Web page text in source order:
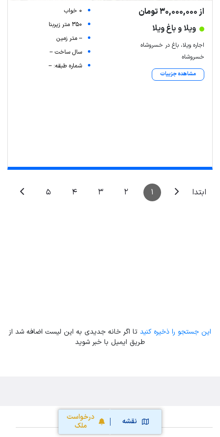
نقشه
درخواست
ملک
از 30,000,000 تومان
ویلا و باغ ویلا
اجاره ویلا، باغ در خسروشاه
خسروشاه
مشاهده جزییات
0 خواب
350 متر زیربنا
-- متر زمین
سال ساخت --
شماره طبقه: --
ابتدا 1
2
3
4
5
این جستجو را ذخیره کنید تا اگر خانه جدیدی به این لیست اضافه شد از
طریق ایمیل با خبر شوید